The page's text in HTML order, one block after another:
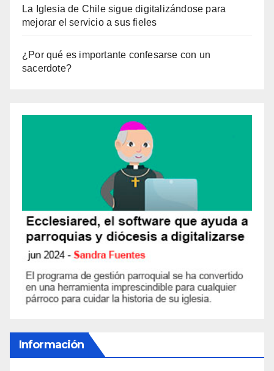
La Iglesia de Chile sigue digitalizándose para
mejorar el servicio a sus fieles
¿Por qué es importante confesarse con un
sacerdote?
Información